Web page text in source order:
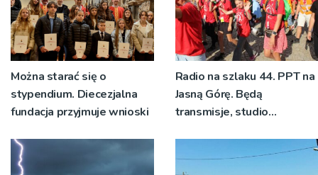
Można starać się o
stypendium. Diecezjalna
fundacja przyjmuje wnioski
Radio na szlaku 44. PPT na
Jasną Górę. Będą
transmisje, studio